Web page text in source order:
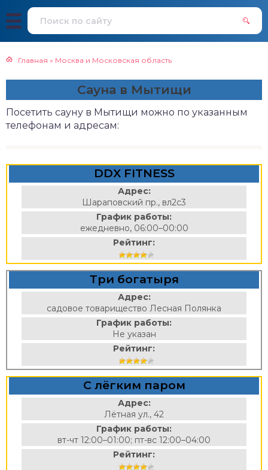
Главная » Москва и Московская область
Сауна в Мытищи
Посетить сауну в Мытищи можно по указанным
телефонам и адресам:
DDX FITNESS
Адрес:
Шараповский пр., вл2с3
График работы:
ежедневно, 06:00–00:00
Рейтинг:
Три богатыря
Адрес:
садовое товарищество Лесная Полянка
График работы:
Не указан
Рейтинг:
С лёгким паром
Адрес:
Лётная ул., 42
График работы:
вт-чт 12:00–01:00; пт-вс 12:00–04:00
Рейтинг: